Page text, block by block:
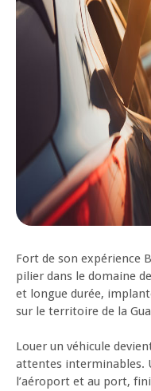
Fort de son expérience
pilier dans le domaine
et longue durée,
sur le territoire de la
Louer un véhicule
attentes interminables.
l’aéroport et au port,